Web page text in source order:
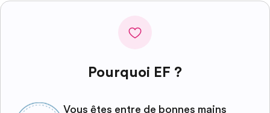
Pourquoi EF ?
Vous êtes entre de bonnes mains